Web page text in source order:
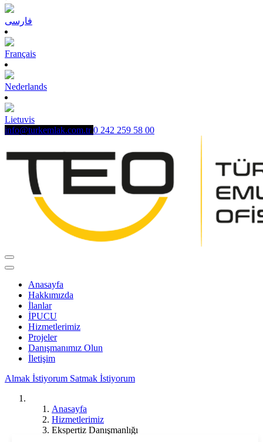
فارسی
Français
Nederlands
Lietuvis
info@turkemlak.com.tr 0 242 259 58 00
Anasayfa
Hakkımızda
İlanlar
İPUCU
Hizmetlerimiz
Projeler
Danışmanımız Olun
İletişim
Almak İstiyorum Satmak İstiyorum
Anasayfa
Hizmetlerimiz
Ekspertiz Danışmanlığı